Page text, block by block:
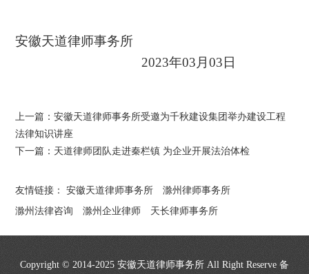
安徽天道律师事务所
2023年03月03日
上一篇：安徽天道律师事务所受邀为千秋建设集团举办建设工程
法律知识讲座
下一篇： 天道律师团队走进秦栏镇 为企业开展法治体检
友情链接：安徽天道律师事务所
滁州律师事务所
滁州法律咨询
滁州企业律师 天长律师事务所
Copyright © 2014-2025 安徽天道律师事务所 All Right Reserve 备